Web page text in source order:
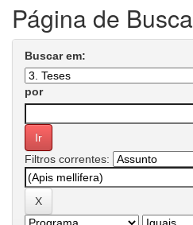
Página de Busca
Buscar em:
por
Filtros correntes: